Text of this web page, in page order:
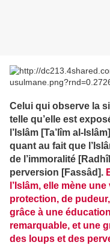
Celui qui observe la
telle qu’elle est
l’Islâm [Ta’lîm al-
quant au fait que
de l’immoralité
perversion [Fassâd].
l’Islâm, elle mène
protection, de
grâce à une
remarquable, et une
des loups et des